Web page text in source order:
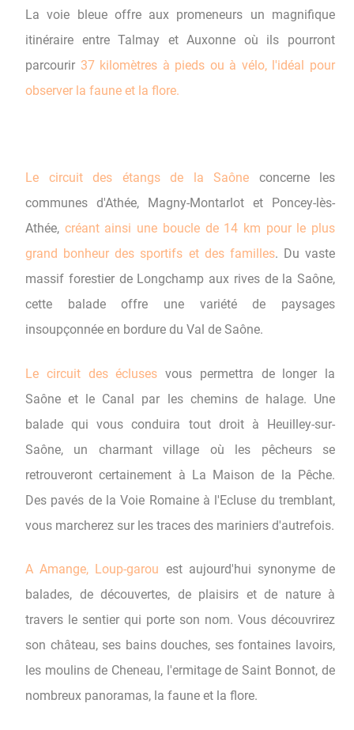
La voie bleue offre aux promeneurs un magnifique
itinéraire entre Talmay et Auxonne où ils pourront
parcourir 37 kilomètres à pieds ou à vélo, l'idéal pour
observer la faune et la flore.
Le circuit des étangs de la Saône concerne les
communes d'Athée, Magny-Montarlot et Poncey-lès-
Athée, créant ainsi une boucle de 14 km pour le plus
grand bonheur des sportifs et des familles. Du vaste
massif forestier de Longchamp aux rives de la Saône,
cette balade offre une variété de paysages
insoupçonnée en bordure du Val de Saône.
Le circuit des écluses vous permettra de longer la
Saône et le Canal par les chemins de halage. Une
balade qui vous conduira tout droit à Heuilley-sur-
Saône, un charmant village où les pêcheurs se
retrouveront certainement à La Maison de la Pêche.
Des pavés de la Voie Romaine à l'Ecluse du tremblant,
vous marcherez sur les traces des mariniers d'autrefois.
A Amange, Loup-garou est aujourd'hui synonyme de
balades, de découvertes, de plaisirs et de nature à
travers le sentier qui porte son nom. Vous découvrirez
son château, ses bains douches, ses fontaines lavoirs,
les moulins de Cheneau, l'ermitage de Saint Bonnot, de
nombreux panoramas, la faune et la flore.